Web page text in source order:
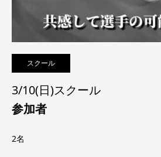
スクール
3/10(日)スクール
参加者
2名